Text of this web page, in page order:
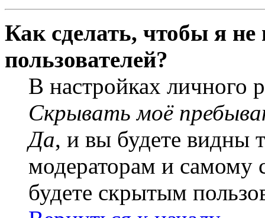
Как сделать, чтобы я
пользователей?
В настройках личного
Скрывать моё
Да, и вы будете видны
модераторам и самому
будете скрытым